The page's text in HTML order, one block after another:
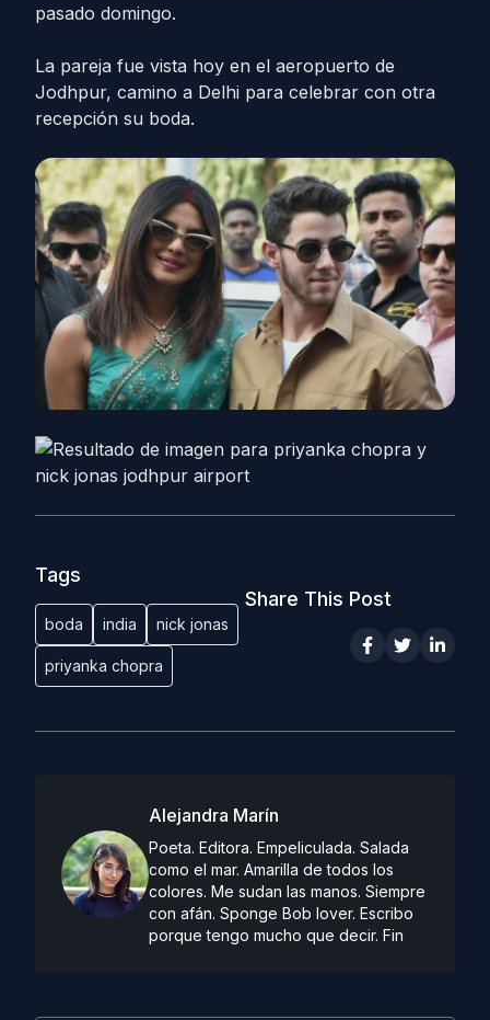
pasado domingo.
La pareja fue vista hoy en el aeropuerto de
Jodhpur, camino a Delhi para celebrar con otra
recepción su boda.
Tags
boda india nick jonas
priyanka chopra
Share This Post
Alejandra Marín
Poeta. Editora. Empeliculada. Salada
como el mar. Amarilla de todos los
colores. Me sudan las manos. Siempre
con afán. Sponge Bob lover. Escribo
porque tengo mucho que decir. Fin